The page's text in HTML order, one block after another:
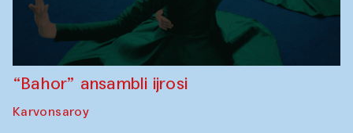
“Bahor” ansambli ijrosi
Karvonsaroy